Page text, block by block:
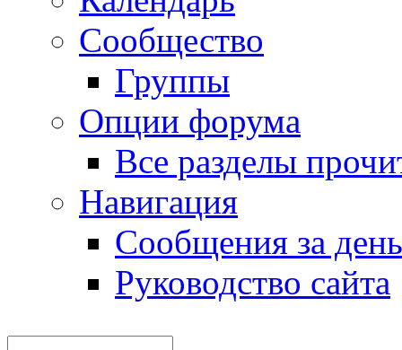
Сообщество
Группы
Опции форума
Все разделы
Навигация
Сообщения за день
Руководство сайта